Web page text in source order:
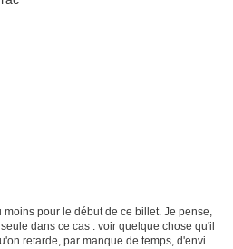
moins pour le début de ce billet. Je pense,
dans ce cas : voir quelque chose qu'il
retarde, par manque de temps, d'envie